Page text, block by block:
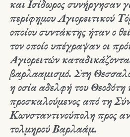
και Ισίδωρος συνήργησαν
περίφημου Αγιορειτικού
οποίου συντάκτης ήταν ο
τον οποίο υπέγραψαν οι
Αγιορειτών
βαρλααμισμό. Στη
η οσία αδελφή του Θεοδότη
προσκαλούμενος από τη
Κωνσταντινούπολη προς
τολμηρού Βαρλαάμ.